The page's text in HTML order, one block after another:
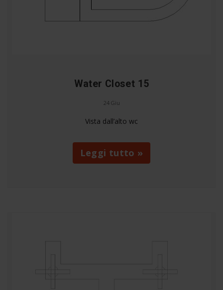
Water Closet 15
24 Giu
Vista dall’alto wc
Leggi tutto »